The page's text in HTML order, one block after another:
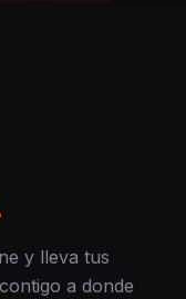
y lleva tus
a donde